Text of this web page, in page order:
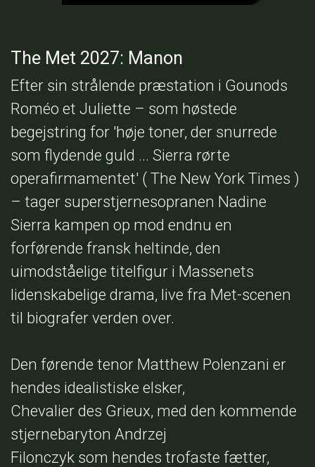
The Met 2027: Manon
Efter sin strålende præstation i Gounods
Roméo et Juliette – som høstede
begejstring for 'høje toner, der snurrede
som flydende guld ... Sierra rørte
operafirmamentet' ( The New York Times )
– tager superstjernesopranen Nadine
Sierra kampen op mod endnu en
forførende fransk heltinde, den
uimodståelige titelfigur i Massenets
lidenskabelige drama, live fra Met-scenen
til biografer verden over.
Den førende tenor Matthew Polenzani er
hendes idealistiske elsker,
Chevalier des Grieux, med den kommende
stjernebaryton Andrzej
Filonczyk som hendes trofaste fætter,